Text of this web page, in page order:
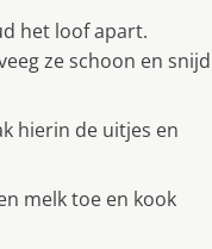
het loof apart.
ze schoon en snijd
hierin de uitjes en
melk toe en kook